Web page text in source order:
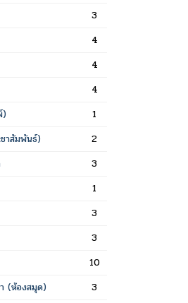
3
4
4
4
)
1
าสัมพันธ์)
2
3
1
3
3
10
(ห้องสมุด)
3